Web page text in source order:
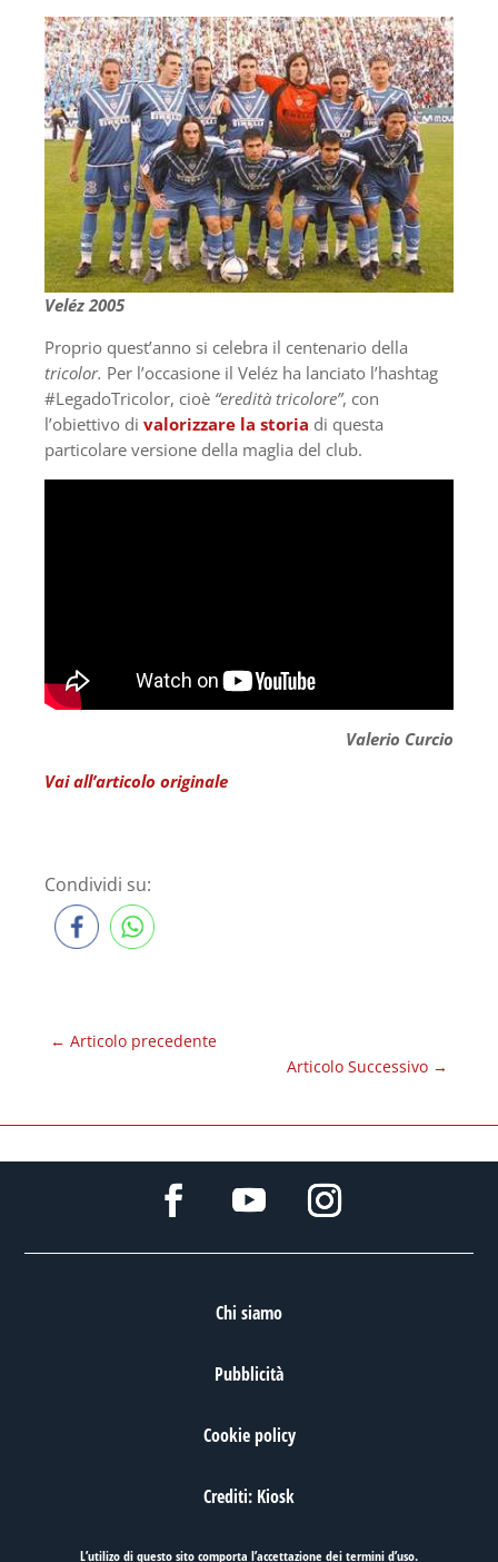
Veléz 2005
Proprio quest’anno si celebra il centenario della
tricolor. Per l’occasione il Veléz ha lanciato l’hashtag
#LegadoTricolor, cioè “eredità tricolore”, con
l’obiettivo di valorizzare la storia di questa
particolare versione della maglia del club.
Valerio Curcio
Vai all’articolo originale
Condividi su:
← Articolo precedente
Articolo Successivo →
Chi siamo
Pubblicità
Cookie policy
Crediti: Kiosk
L’utilizo di questo sito comporta l’accettazione deitermini d’uso.